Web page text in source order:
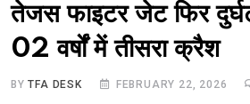
तेजस फाइटर जेट फिर
02 वर्षों में तीसरा क्रैश
BYTFA DESK FEBRUARY 22, 2026